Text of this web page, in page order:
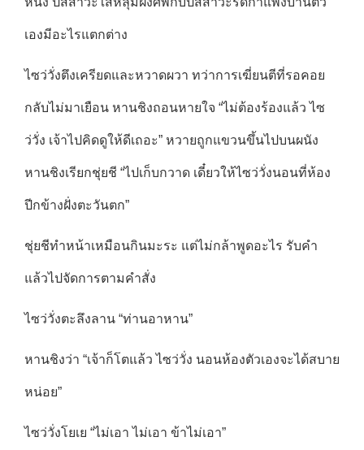
เองมีอะไรแตกต่าง
ไซว่วั่งตึงเครียดและหวาดผวา ทว่าการเฆี่ยนตีที่รอคอย
กลับไม่มาเยือน หานชิงถอนหายใจ “ไม่ต้องร้องแล้ว ไซ
ว่วั่ง เจ้าไปคิดดูให้ดีเถอะ” หวายถูกแขวนขึ้นไปบนผนัง
หานชิงเรียกชุ่ยชี “ไปเก็บกวาด เดี๋ยวให้ไซว่วั่งนอนที่ห้อง
ปีกข้างฝั่งตะวันตก”
ชุ่ยชีทำหน้าเหมือนกินมะระ แต่ไม่กล้าพูดอะไร รับคำ
แล้วไปจัดการตามคำสั่ง
ไซว่วั่งตะลึงลาน “ท่านอาหาน”
หานชิงว่า “เจ้าก็โตแล้ว ไซว่วั่ง นอนห้องตัวเองจะได้สบาย
หน่อย”
ไซว่วั่งโยเย “ไม่เอา ไม่เอา ข้าไม่เอา”